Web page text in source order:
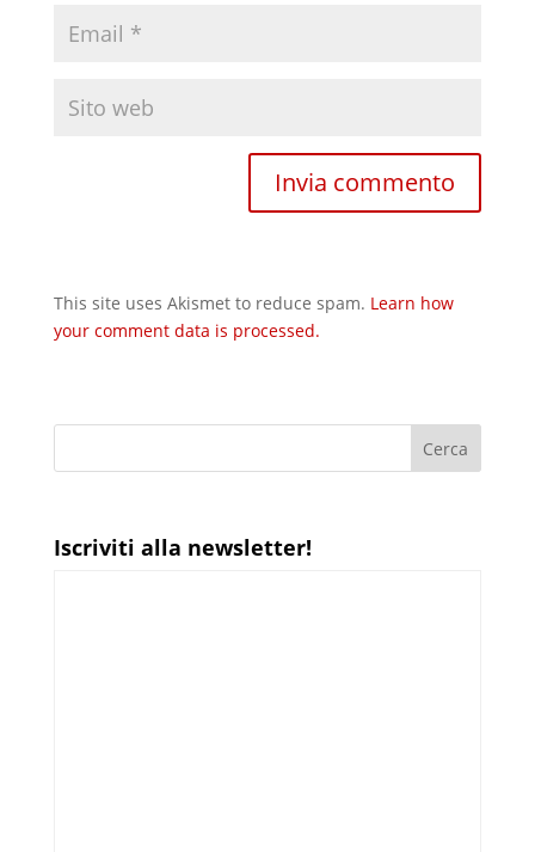
This site uses Akismet to reduce spam. Learn how
your comment data is processed.
Iscriviti alla newsletter!